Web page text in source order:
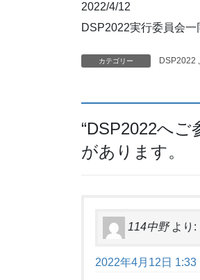
2022/4/12
DSP2022実行委員会一
カテゴリー DSP2022
“DSP2022へご
があります。
114中野 より:
2022年4月12日 1:33